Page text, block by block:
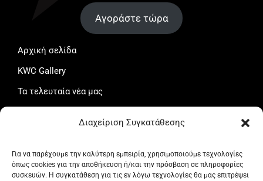
Διαχείριση Συγκατάθεσης
Για να παρέχουμε την καλύτερη εμπειρία, χρησιμοποιούμε τεχνολογίες
όπως cookies για την αποθήκευση ή/και την πρόσβαση σε πληροφορίες
συσκευών. Η συγκατάθεση για τις εν λόγω τεχνολογίες θα μας επιτρέψει
Αγοράστε τώρα
Αρχική σελίδα
KWC Gallery
Τα τελευταία νέα μας
Ο λογαριασμός μου
Όροι και προϋποθέσεις